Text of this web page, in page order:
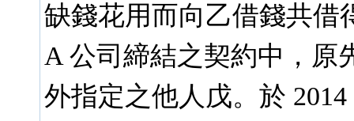
缺錢花用而向乙借錢共借
A 公司締結之契約中，原
外指定之他人戊。於